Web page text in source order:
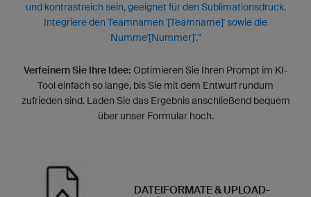
und kontrastreich sein, geeignet für den Sublimationsdruck.
Integriere den Teamnamen '[Teamname]' sowie die
Numme'[Nummer]'."
Verfeinern Sie Ihre Idee: Optimieren Sie Ihren Prompt im KI-
Tool einfach so lange, bis Sie mit dem Entwurf rundum
zufrieden sind. Laden Sie das Ergebnis anschließend bequem
über unser Formular hoch.
DATEIFORMATE & UPLOAD-